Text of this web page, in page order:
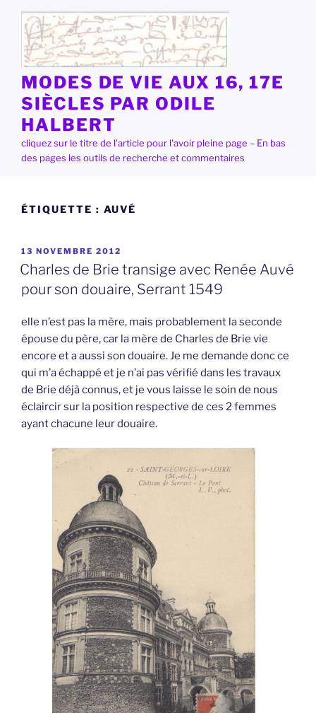
contenu
principal
MODES DE VIE AUX 16, 17E
SIÈCLES PAR ODILE
HALBERT
cliquez sur le titre de l'article pour l'avoir pleine page – En bas
des pages les outils de recherche et commentaires
ÉTIQUETTE : AUVÉ
PUBLIÉ
LE
13 NOVEMBRE 2012
Charles de Brie transige avec Renée Auvé
pour son douaire, Serrant 1549
elle n’est pas la mère, mais probablement la seconde
épouse du père, car la mère de Charles de Brie vie
encore et a aussi son douaire. Je me demande donc ce
qui m’a échappé et je n’ai pas vérifié dans les travaux
de Brie déjà connus, et je vous laisse le soin de nous
éclaircir sur la position respective de ces 2 femmes
ayant chacune leur douaire.